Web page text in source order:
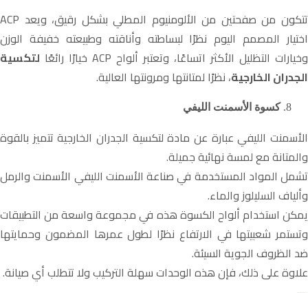
تتكون من صفحتين من الألومنيوم المطلي بشكل رقيق، ويعد ACP
اختيار المصمم اليوم نظرًا لبساطته وأناقته وطبيعته خفيفة الوزن
وخيارات التظليل الأكثر اتساعًا، وتعتبر ألواح ACP خيارًا رائعًا
لتكسية
الجدران الخارجية، نظرًا لمتانتها ومرونتها العالية.
كسوة الأسمنت الليفي
الأسمنت الليفي عبارة عن مادة لتكسية الجدران الخارجية تتميز بالقوة
والمتانة مع لمسة نهائية جميلة.
تشمل المواد المستخدمة في صناعة الأسمنت الليفي الأسمنت والرمل
وألياف السليلوز والماء.
يمكن استخدام ألواح الكسوة هذه في مجموعة واسعة من التطبيقات
وتستمر شعبيتها في الارتفاع نظرًا لطول عمرها المضمون وحمايتها
ضد الظروف الجوية السيئة.
علاوة على ذلك، فإن هذه الوحدات سهلة التركيب ولا تتطلب أي صيانة.